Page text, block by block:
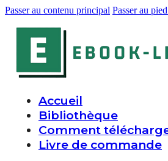
Passer au contenu principal Passer au
Accueil
Bibliothèque
Comment
Livre de commande